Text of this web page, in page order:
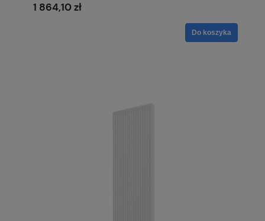
1 864,10 zł
Do koszyka